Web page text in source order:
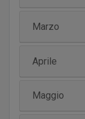
Marzo
Aprile
Maggio